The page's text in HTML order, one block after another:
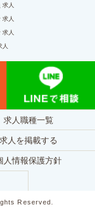
求人
求人
求人
人
求人職種一覧
求人を掲載する
人情報保護方針
Reserved.